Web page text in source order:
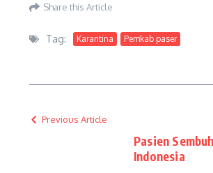
Share this Article
Tag: Karantina Pemkab paser
Previous Article
Pasien
Indonesia